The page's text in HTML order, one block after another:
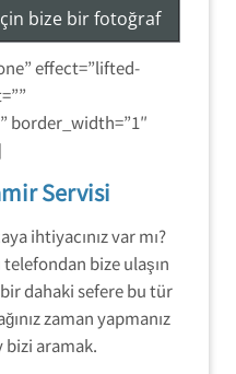
bize bir fotoğraf
hakkında
için (554) 858-
bizi arayın.
effect=”lifted-
border_width=”1″
Servisi
ihtiyacınız var mı?
telefondan bize ulaşın
bir dahaki sefere bu tür
zaman yapmanız
bizi aramak.